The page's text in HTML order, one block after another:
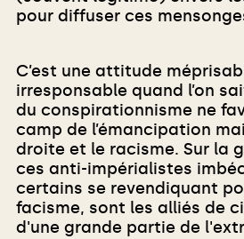
pour diffuser ces
C’est une attitude
irresponsable quand l’on
du conspirationnisme ne
camp de l’émancipation
droite et le racisme. Sur la
ces anti-impérialistes
certains se revendiquant
facisme, sont les alliés de
d'une grande partie de